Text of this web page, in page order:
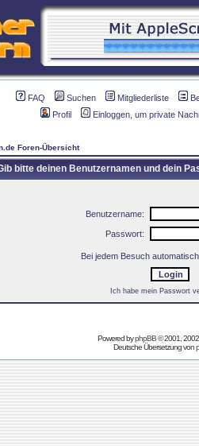
FAQ Suchen Mitgliederliste
Profil
Einloggen, um private
Foren-Übersicht
bitte deinen Benutzernamen und dein
Benutzername:
Passwort:
Bei jedem Besuch
Ich habe mein Passwort
Powered byphpBB© 2001,
Deutsche Übersetzung von